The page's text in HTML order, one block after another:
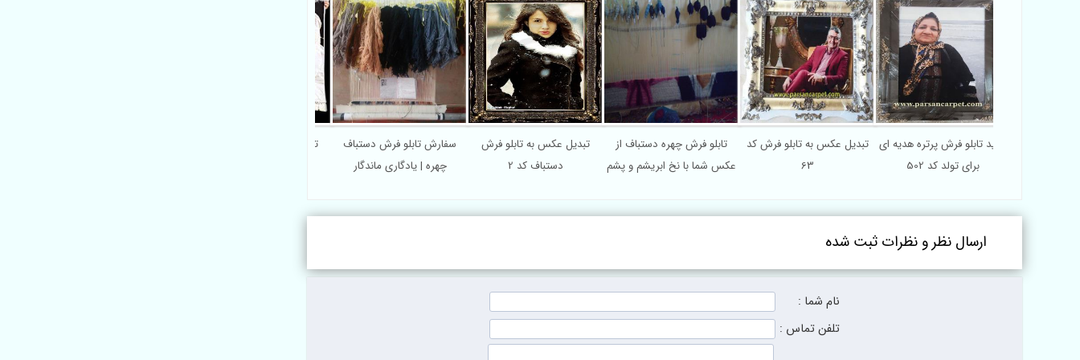
سفارش تابلو فرش دستباف
چهره | یادگاری ماندگار
تبدیل عکس به تابلو فرش
دستباف کد 2
تابلو فرش چهره دستباف از
عکس شما با نخ ابریشم و پشم
تبدیل عکس به تابلو فرش کد
63
خرید تابلو فرش پرتره هدیه ای
برای تولد کد 502
ارسال نظر و نظرات ثبت شده
نام شما :
تلفن تماس :